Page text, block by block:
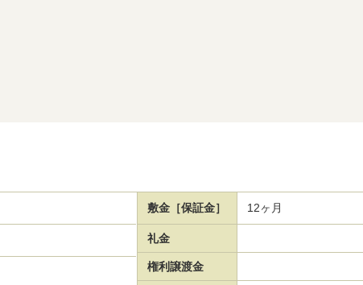
敷金［保証金］ 12ヶ月
礼金
権利譲渡金